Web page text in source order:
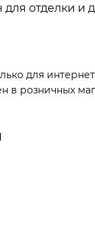
для отделки и
в
для
в розничных